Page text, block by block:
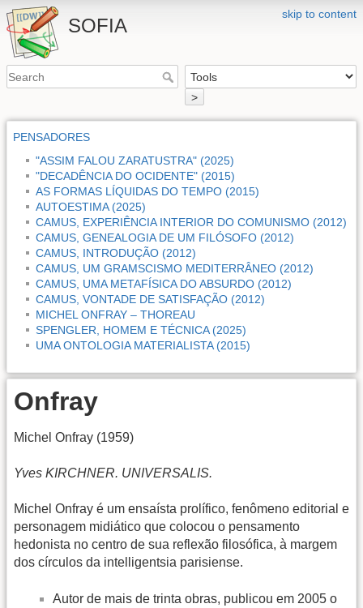
skip to content
SOFIA
>
PENSADORES
"ASSIM FALOU ZARATUSTRA" (2025)
"DECADÊNCIA DO OCIDENTE" (2015)
AS FORMAS LÍQUIDAS DO TEMPO (2015)
AUTOESTIMA (2025)
CAMUS, EXPERIÊNCIA INTERIOR DO COMUNISMO (2012)
CAMUS, GENEALOGIA DE UM FILÓSOFO (2012)
CAMUS, INTRODUÇÃO (2012)
CAMUS, UM GRAMSCISMO MEDITERRÂNEO (2012)
CAMUS, UMA METAFÍSICA DO ABSURDO (2012)
CAMUS, VONTADE DE SATISFAÇÃO (2012)
MICHEL ONFRAY – THOREAU
SPENGLER, HOMEM E TÉCNICA (2025)
UMA ONTOLOGIA MATERIALISTA (2015)
Onfray
Michel Onfray (1959)
Yves KIRCHNER. UNIVERSALIS.
Michel Onfray é um ensaísta prolífico, fenômeno editorial e
personagem midiático que colocou o pensamento
hedonista no centro de sua reflexão filosófica, à margem
dos círculos da intelligentsia parisiense.
Autor de mais de trinta obras, publicou em 2005 o